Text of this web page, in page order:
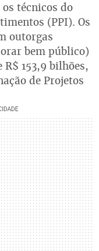
técnicos do
(PPI). Os
outorgas
bem público)
153,9 bilhões,
de Projetos